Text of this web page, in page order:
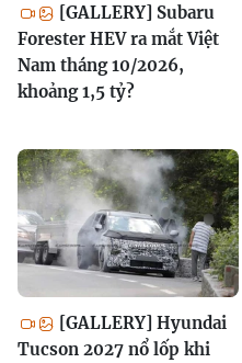
[GALLERY] Subaru
Forester HEV ra mắt Việt
Nam tháng 10/2026,
khoảng 1,5 tỷ?
[GALLERY] Hyundai
Tucson 2027 nổ lốp khi